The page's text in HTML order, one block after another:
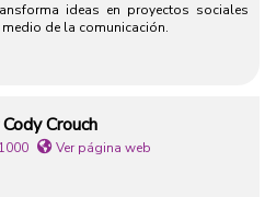
ideas en proyectos sociales
de la comunicación.
Crouch
Ver página web